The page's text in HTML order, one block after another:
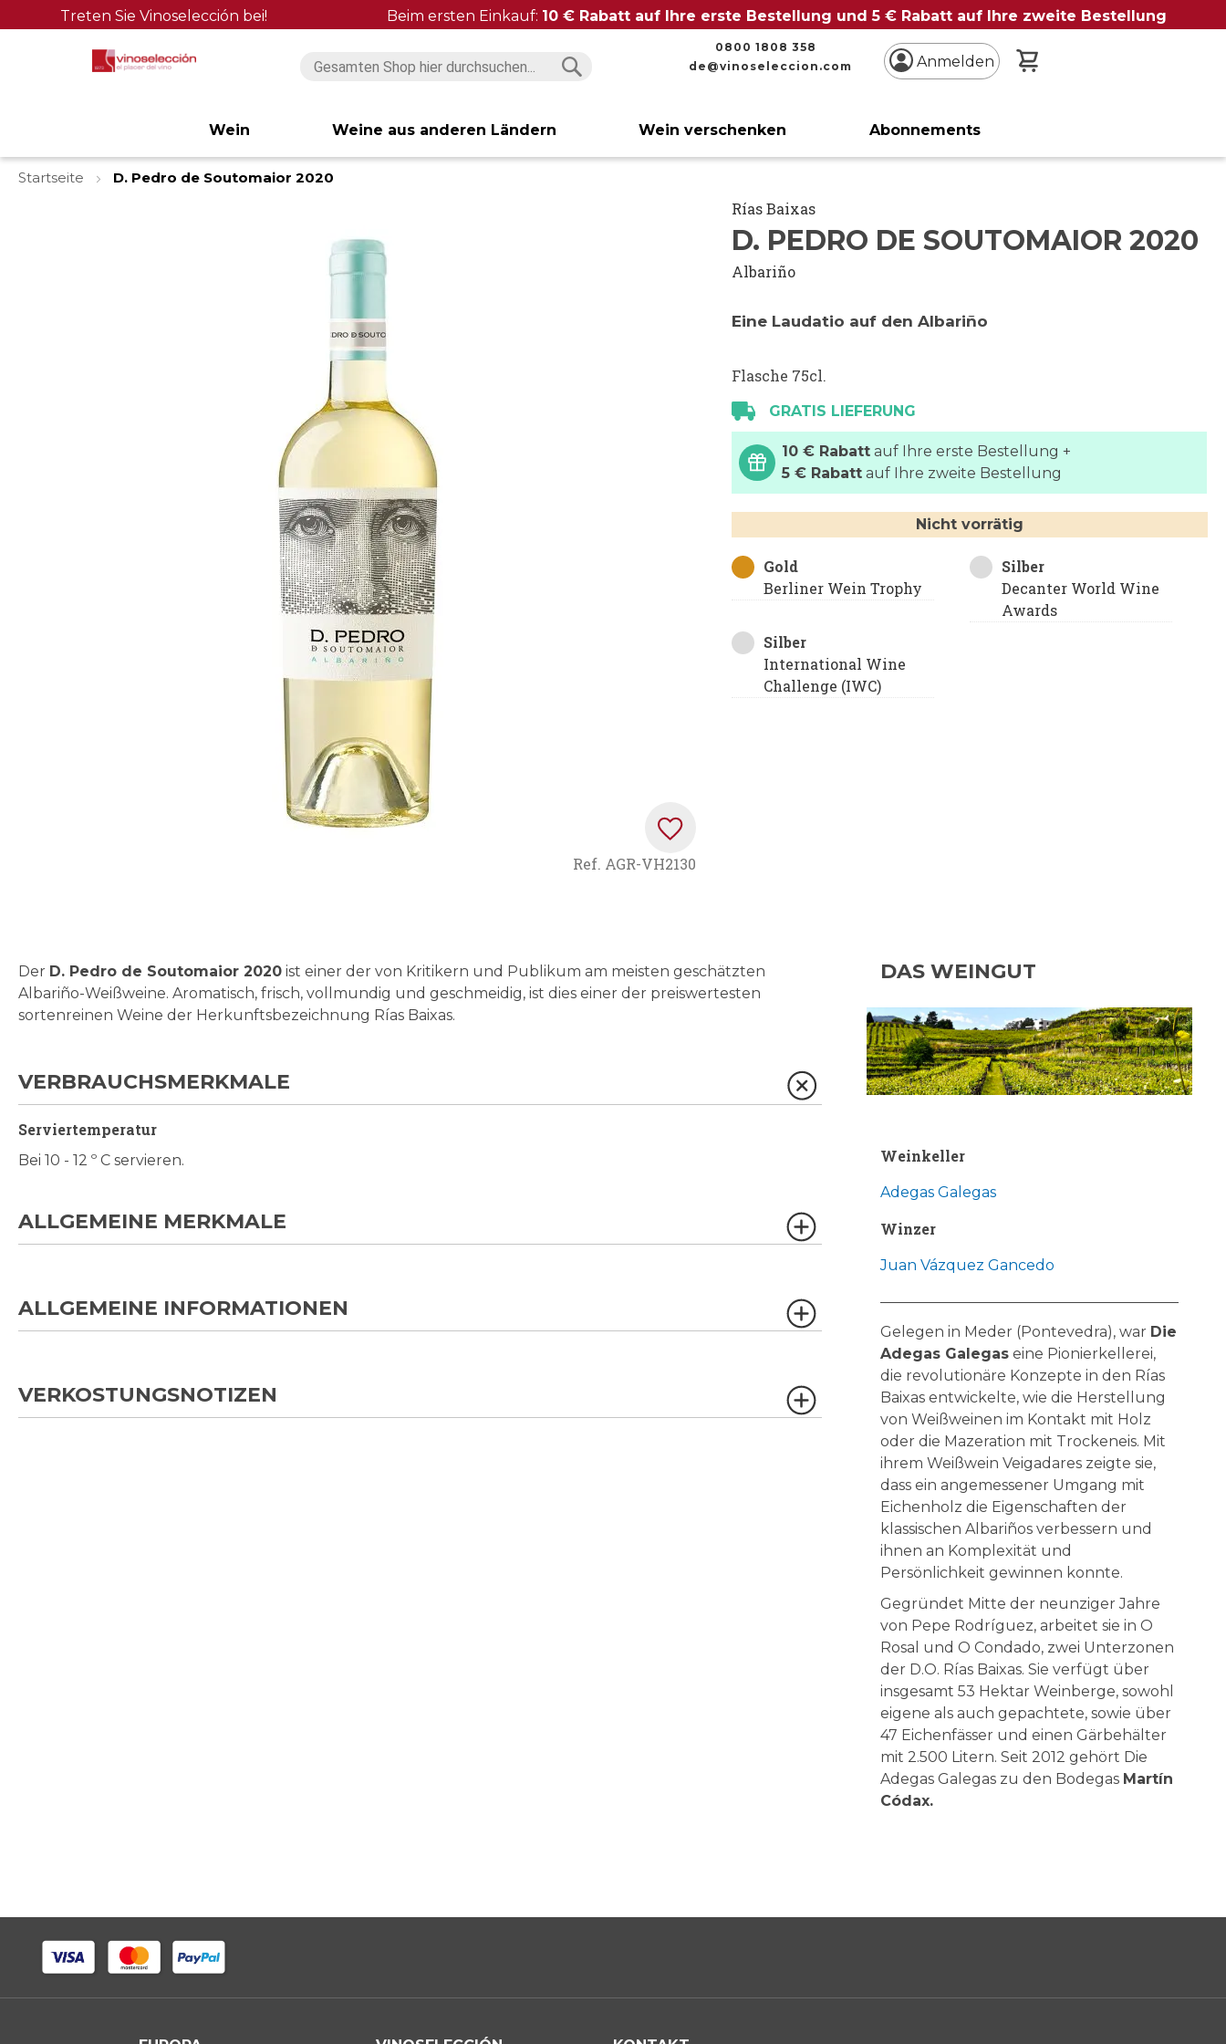
Treten Sie Vinoselección bei! Beim ersten Einkauf: 10 € Rabatt auf Ihre erste Bestellung und 5 € Rabatt auf Ihre zweite Bestellung
0800 1808 358
de@vinoseleccion.com
Anmelden
Wein Weine aus anderen Ländern Wein verschenken Abonnements
Startseite
D. Pedro de Soutomaior 2020
springen
Ref. AGR-VH2130
Rías Baixas
D. PEDRO DE SOUTOMAIOR 2020
Albariño
Eine Laudatio auf den Albariño
Flasche 75cl.
GRATIS LIEFERUNG
10 € Rabatt auf Ihre erste Bestellung +
5 € Rabatt auf Ihre zweite Bestellung
Nicht vorrätig
Gold
Berliner Wein Trophy
Silber
Decanter World Wine
Awards
Silber
International Wine
Challenge (IWC)
Der D. Pedro de Soutomaior 2020 ist einer der von Kritikern und Publikum am meisten geschätzten
Albariño-Weißweine. Aromatisch, frisch, vollmundig und geschmeidig, ist dies einer der preiswertesten
sortenreinen Weine der Herkunftsbezeichnung Rías Baixas.
VERBRAUCHSMERKMALE
Serviertemperatur
Bei 10 - 12 º C servieren.
ALLGEMEINE MERKMALE
ALLGEMEINE INFORMATIONEN
VERKOSTUNGSNOTIZEN
DAS WEINGUT
Weinkeller
Adegas Galegas
Winzer
Juan Vázquez Gancedo
Gelegen in Meder (Pontevedra), war Die
Adegas Galegaseine Pionierkellerei,
die revolutionäre Konzepte in den Rías
Baixas entwickelte, wie die Herstellung
von Weißweinen im Kontakt mit Holz
oder die Mazeration mit Trockeneis. Mit
ihrem Weißwein Veigadares zeigte sie,
dass ein angemessener Umgang mit
Eichenholz die Eigenschaften der
klassischen Albariños verbessern und
ihnen an Komplexität und
Persönlichkeit gewinnen konnte.
Gegründet Mitte der neunziger Jahre
von Pepe Rodríguez, arbeitet sie in O
Rosal und O Condado, zwei Unterzonen
der D.O. Rías Baixas. Sie verfügt über
insgesamt 53 Hektar Weinberge, sowohl
eigene als auch gepachtete, sowie über
47 Eichenfässer und einen Gärbehälter
mit 2.500 Litern. Seit 2012 gehört Die
Adegas Galegas zu den Bodegas Martín
Códax.